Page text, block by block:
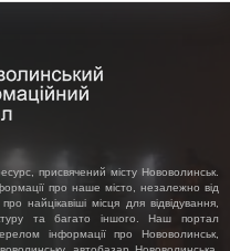
присвячений місту Нововолинськ.
про наше місто, незалежно від
найцікавіші місця для відвідування,
та багато іншого. Наш портал
інформації про Нововолинськ,